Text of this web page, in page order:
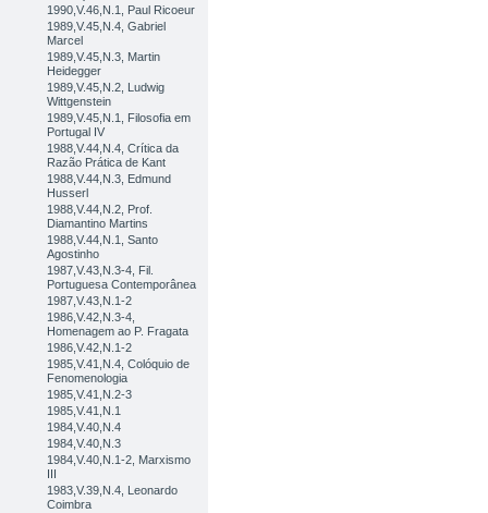
1990,V.46,N.1, Paul Ricoeur
1989,V.45,N.4, Gabriel
Marcel
1989,V.45,N.3, Martin
Heidegger
1989,V.45,N.2, Ludwig
Wittgenstein
1989,V.45,N.1, Filosofia em
Portugal IV
1988,V.44,N.4, Crítica da
Razão Prática de Kant
1988,V.44,N.3, Edmund
Husserl
1988,V.44,N.2, Prof.
Diamantino Martins
1988,V.44,N.1, Santo
Agostinho
1987,V.43,N.3-4, Fil.
Portuguesa Contemporânea
1987,V.43,N.1-2
1986,V.42,N.3-4,
Homenagem ao P. Fragata
1986,V.42,N.1-2
1985,V.41,N.4, Colóquio de
Fenomenologia
1985,V.41,N.2-3
1985,V.41,N.1
1984,V.40,N.4
1984,V.40,N.3
1984,V.40,N.1-2, Marxismo
III
1983,V.39,N.4, Leonardo
Coimbra